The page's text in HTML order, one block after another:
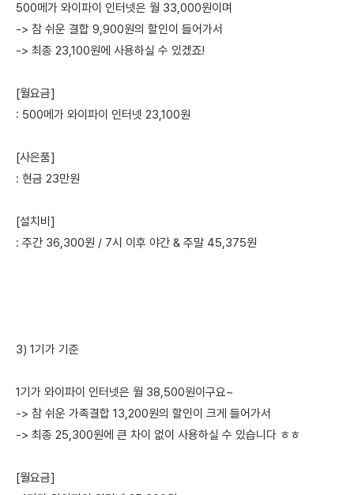
500메가 와이파이 인터넷은 월 33,000원이며
-> 참 쉬운 결합 9,900원의 할인이 들어가서
-> 최종 23,100원에 사용하실 수 있겠죠!
[월요금]
: 500메가 와이파이 인터넷 23,100원
[사은품]
: 현금 23만원
[설치비]
: 주간 36,300원 / 7시 이후 야간 & 주말 45,375원
3) 1기가 기준
1기가 와이파이 인터넷은 월 38,500원이구요~
-> 참 쉬운 가족결합 13,200원의 할인이 크게 들어가서
-> 최종 25,300원에 큰 차이 없이 사용하실 수 있습니다 ㅎㅎ
[월요금]